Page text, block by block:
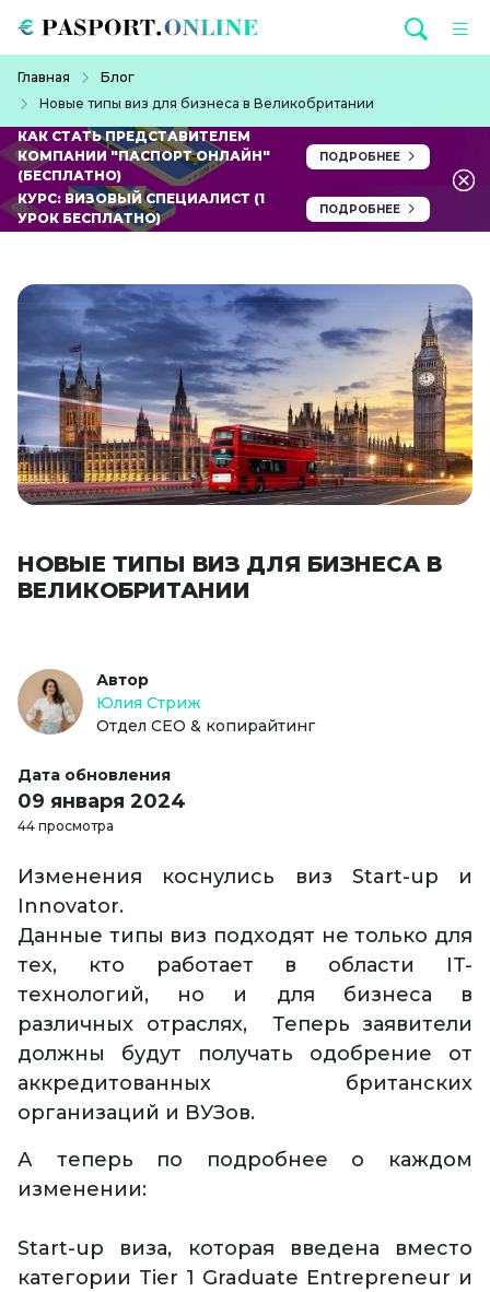
Главная
Блог
Новые типы виз для бизнеса в Великобритании
КАК СТАТЬ ПРЕДСТАВИТЕЛЕМ
КОМПАНИИ "ПАСПОРТ ОНЛАЙН"
(БЕСПЛАТНО)
ПОДРОБНЕЕ
КУРС: ВИЗОВЫЙ СПЕЦИАЛИСТ (1
УРОК БЕСПЛАТНО)
ПОДРОБНЕЕ
НОВЫЕ ТИПЫ ВИЗ ДЛЯ БИЗНЕСА В
ВЕЛИКОБРИТАНИИ
Автор
Юлия Стриж
Отдел СЕО & копирайтинг
Дата обновления
09 января 2024
44 просмотра
Изменения коснулись виз Start-up и
Innovator.
Данные типы виз подходят не только для
тех, кто работает в области IT-
технологий, но и для бизнеса в
различных отраслях, Теперь заявители
должны будут получать одобрение от
аккредитованных британских
организаций и ВУЗов.
А теперь по подробнее о каждом
изменении:
Start-up виза, которая введена вместо
категории Tier 1 Graduate Entrepreneur и